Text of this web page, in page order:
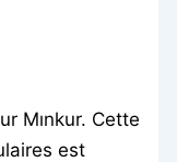
Mınkur. Cette
est